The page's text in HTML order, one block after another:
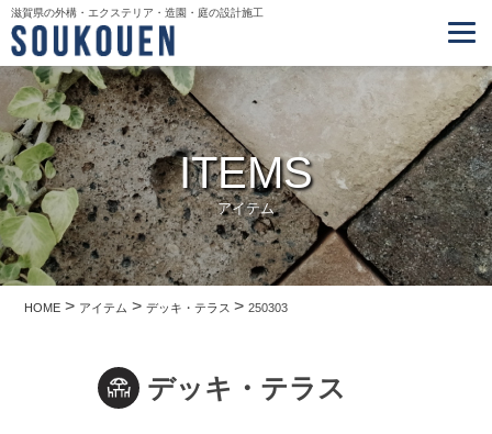
滋賀県の外構・エクステリア・造園・庭の設計施工
ITEMS
アイテム
HOME > アイテム >デッキ・テラス>250303
デッキ・テラス